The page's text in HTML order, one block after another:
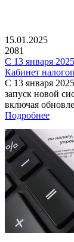
15.01.2025
2081
С 13 января
Кабинет
С 13 января
запуск новой
включая
Подробнее